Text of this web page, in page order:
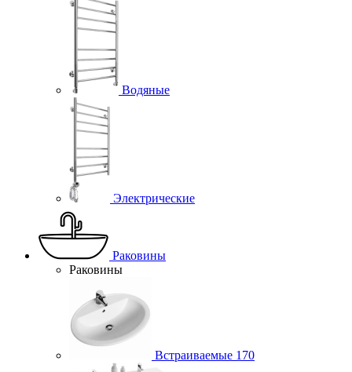
Водяные
Электрические
Раковины
Раковины
Встраиваемые 170